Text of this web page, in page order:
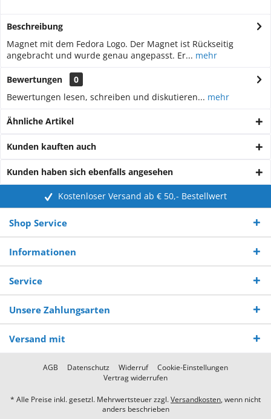
Beschreibung
Magnet mit dem Fedora Logo. Der Magnet ist Rückseitig
angebracht und wurde genau angepasst. Er... mehr
Bewertungen
0
Bewertungen lesen, schreiben und diskutieren... mehr
Ähnliche Artikel
Kunden kauften auch
Kunden haben sich ebenfalls angesehen
Kostenloser Versand ab € 50,- Bestellwert
Shop Service
Informationen
Service
Unsere Zahlungsarten
Versand mit
AGB Datenschutz Widerruf
Cookie-Einstellungen
Vertrag widerrufen
* Alle Preise inkl. gesetzl. Mehrwertsteuer zzgl.Versandkosten, wenn nicht
anders beschrieben